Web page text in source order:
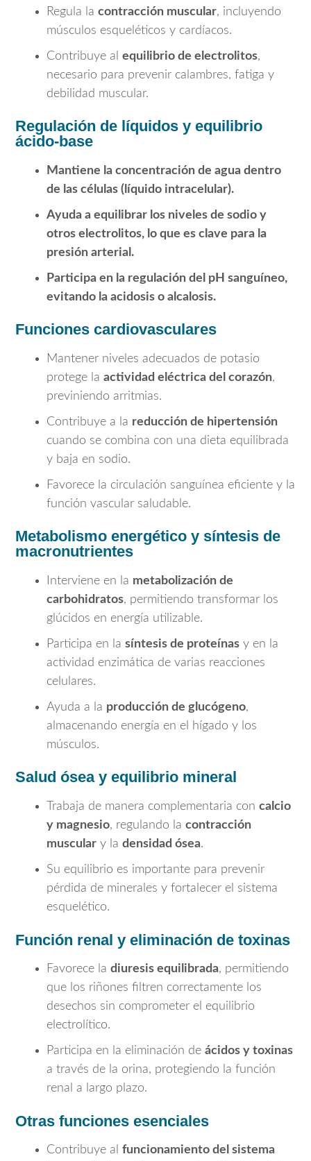
Regula la contracción muscular, incluyendo
músculos esqueléticos y cardíacos.
Contribuye al equilibrio de electrolitos,
necesario para prevenir calambres, fatiga y
debilidad muscular.
Regulación de líquidos y equilibrio
ácido-base
Mantiene la concentración de agua dentro
de las células (líquido intracelular).
Ayuda a equilibrar los niveles de sodio y
otros electrolitos, lo que es clave para la
presión arterial.
Participa en la regulación del pH sanguíneo,
evitando la acidosis o alcalosis.
Funciones cardiovasculares
Mantener niveles adecuados de potasio
protege la actividad eléctrica del corazón,
previniendo arritmias.
Contribuye a la reducción de hipertensión
cuando se combina con una dieta equilibrada
y baja en sodio.
Favorece la circulación sanguínea eficiente y la
función vascular saludable.
Metabolismo energético y síntesis de
macronutrientes
Interviene en la metabolización de
carbohidratos, permitiendo transformar los
glúcidos en energía utilizable.
Participa en la síntesis de proteínas y en la
actividad enzimática de varias reacciones
celulares.
Ayuda a la producción de glucógeno,
almacenando energía en el hígado y los
músculos.
Salud ósea y equilibrio mineral
Trabaja de manera complementaria con calcio
y magnesio, regulando la contracción
muscular y la densidad ósea.
Su equilibrio es importante para prevenir
pérdida de minerales y fortalecer el sistema
esquelético.
Función renal y eliminación de toxinas
Favorece la diuresis equilibrada, permitiendo
que los riñones filtren correctamente los
desechos sin comprometer el equilibrio
electrolítico.
Participa en la eliminación de ácidos y toxinas
a través de la orina, protegiendo la función
renal a largo plazo.
Otras funciones esenciales
Contribuye al funcionamiento del sistema